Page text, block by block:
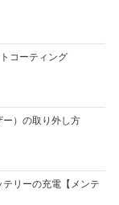
コーティング
）の取り外し方
テリーの充電【メンテ